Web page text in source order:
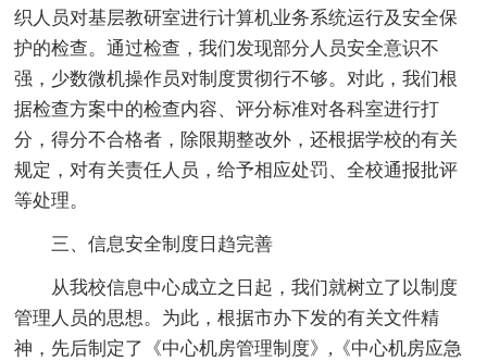
织人员对基层教研室进行计算机业务系统运行及安全保
护的检查。通过检查，我们发现部分人员安全意识不
强，少数微机操作员对制度贯彻行不够。对此，我们根
据检查方案中的检查内容、评分标准对各科室进行打
分，得分不合格者，除限期整改外，还根据学校的有关
规定，对有关责任人员，给予相应处罚、全校通报批评
等处理。
三、信息安全制度日趋完善
从我校信息中心成立之日起，我们就树立了以制度
管理人员的思想。为此，根据市办下发的有关文件精
神，先后制定了《中心机房管理制度》,《中心机房应急